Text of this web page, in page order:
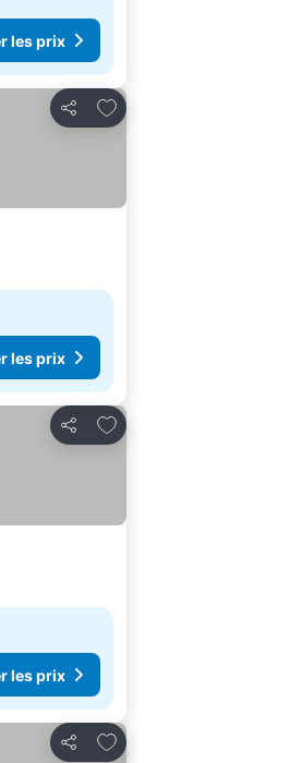
les prix
Partager
Ajouter à mes favoris
les prix
Partager
Ajouter à mes favoris
les prix
Partager
Ajouter à mes favoris